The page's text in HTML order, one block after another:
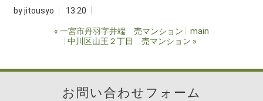
byjitousyo 13:20
« 一宮市丹羽字井端 売マンション
main
中川区山王２丁目 売マンション »
お問い合わせフォーム